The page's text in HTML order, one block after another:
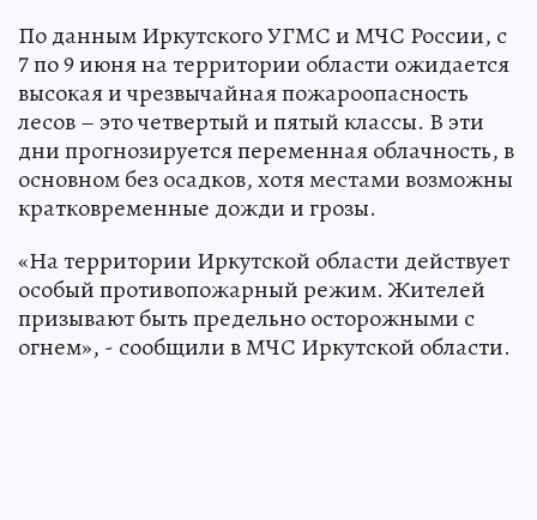
По данным Иркутского УГМС и МЧС России, с
7 по 9 июня на территории области ожидается
высокая и чрезвычайная пожароопасность
лесов – это четвертый и пятый классы. В эти
дни прогнозируется переменная облачность, в
основном без осадков, хотя местами возможны
кратковременные дожди и грозы.
«На территории Иркутской области действует
особый противопожарный режим. Жителей
призывают быть предельно осторожными с
огнем», - сообщили в МЧС Иркутской области.